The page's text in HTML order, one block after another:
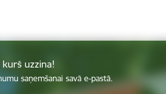
uzzina!
saņemšanai savā e-pastā.